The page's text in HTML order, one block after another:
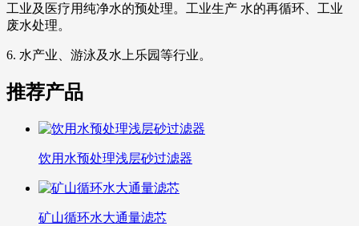
工业及医疗用纯净水的预处理。工业生产 水的再循环、工业
废水处理。
6. 水产业、游泳及水上乐园等行业。
推荐产品
饮用水预处理浅层砂过滤器
矿山循环水大通量滤芯